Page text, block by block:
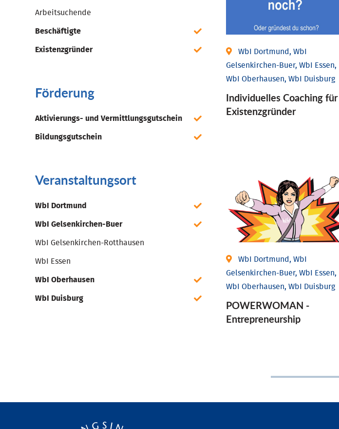
Arbeitsuchende
Beschäftigte
Existenzgründer
Förderung
Aktivierungs- und Vermittlungsgutschein
Bildungsgutschein
Veranstaltungsort
WbI Dortmund
WbI Gelsenkirchen-Buer
WbI Gelsenkirchen-Rotthausen
WbI Essen
WbI Oberhausen
WbI Duisburg
WbI Dortmund, WbI
Gelsenkirchen-Buer, WbI Essen,
WbI Oberhausen, WbI Duisburg
Individu­elles Coaching für
Existenz­gründer
WbI Dortmund, WbI
Gelsenkirchen-Buer, WbI Essen,
WbI Oberhausen, WbI Duisburg
POWERWOMAN -
Entrepreneurship